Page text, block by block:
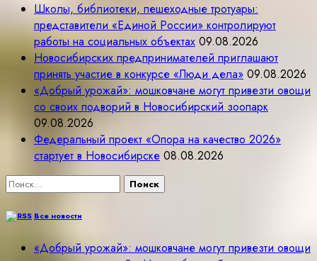
Школы, библиотеки, пешеходные тротуары:
представители «Единой России» контролируют
работы на социальных объектах 09.08.2026
Новосибирских предпринимателей приглашают
принять участие в конкурсе «Люди дела» 09.08.2026
«Добрый урожай»: мошковчане могут привезти овощи
со своих подворий в Новосибирский зоопарк
09.08.2026
Федеральный проект «Опора на качество 2026»
стартует в Новосибирске 08.08.2026
Найти:
Все новости
«Добрый урожай»: мошковчане могут привезти овощи